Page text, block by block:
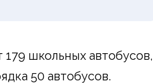
школьных автобусов,
50 автобусов.